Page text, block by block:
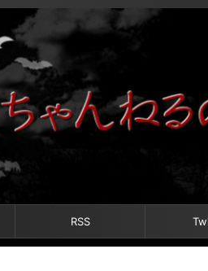
RSS